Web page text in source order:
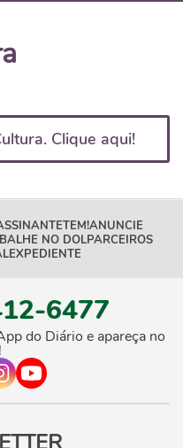
Clique aqui!
TEM!ANUNCIE
NO DOLPARCEIROS
EXPEDIENTE
6477
do Diário e apareça no